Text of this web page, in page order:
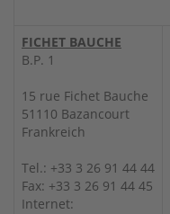
FICHET BAUCHE
B.P. 1
15 rue Fichet Bauche
51110 Bazancourt
Frankreich
Tel.: +33 3 26 91 44 44
Fax: +33 3 26 91 44 45
Internet: